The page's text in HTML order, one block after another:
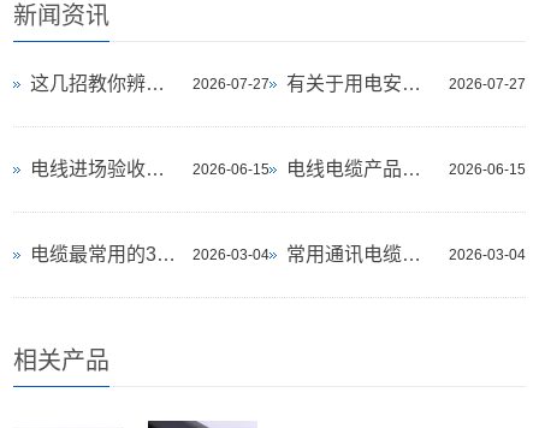
新闻资讯
2026-07-27
这几招教你辨别家用电线的优劣！ 2026-07-27
有关于用电安全！这份电缆标准你一定要
2026-06-15
电线进场验收指南 2026-06-15
电线电缆产品的命名原则是什么？
2026-03-04
电缆最常用的32个不同的标准，建议收藏 2026-03-04
常用通讯电缆的类型和相关特性介绍
相关产品